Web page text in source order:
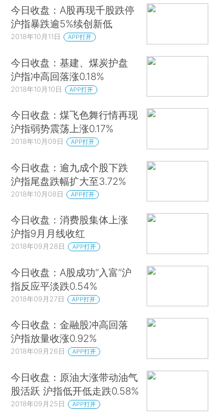
今日收盘：A股再现千股跌停
沪指暴跌逾5%续创新低
2018年10月11日 APP打开
今日收盘：基建、煤炭护盘
沪指冲高回落涨0.18%
2018年10月10日 APP打开
今日收盘：煤飞色舞行情再现
沪指弱势震荡上涨0.17%
2018年10月09日 APP打开
今日收盘：逾九成个股下跌
沪指尾盘跌幅扩大至3.72%
2018年10月08日 APP打开
今日收盘：消费股集体上涨
沪指9月月线收红
2018年09月28日 APP打开
今日收盘：A股成功“入富”沪
指反应平淡跌0.54%
2018年09月27日 APP打开
今日收盘：金融股冲高回落
沪指放量收涨0.92%
2018年09月26日 APP打开
今日收盘：原油大涨带动油气
股活跃 沪指低开低走跌0.58%
2018年09月25日 APP打开